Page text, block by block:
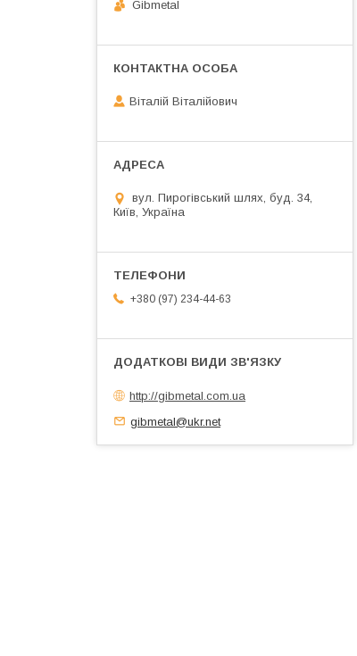
Gibmetal
Віталій Віталійович
вул. Пирогівський шлях, буд. 34,
Київ, Україна
+380 (97) 234-44-63
http://gibmetal.com.ua
gibmetal@ukr.net